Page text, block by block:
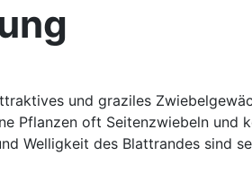
und graziles
Pflanzen oft Seitenzwiebeln und
Welligkeit des Blattrandes sind